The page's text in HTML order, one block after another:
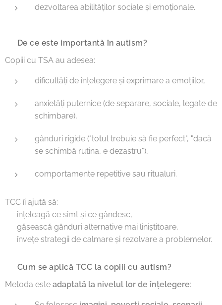
dezvoltarea abilităților sociale și emoționale.
🔹 De ce este importantă în autism?
Copiii cu TSA au adesea:
dificultăți de înțelegere și exprimare a emoțiilor,
anxietăți puternice (de separare, sociale, legate de
schimbare),
gânduri rigide ("totul trebuie să fie perfect", "dacă
se schimbă rutina, e dezastru"),
comportamente repetitive sau ritualuri.
TCC îi ajută să:
✅ înțeleagă ce simt și ce gândesc,
✅ găsească gânduri alternative mai liniștitoare,
✅ învețe strategii de calmare și rezolvare a problemelor.
🔹 Cum se aplică TCC la copiii cu autism?
Metoda este adaptată la nivelul lor de înțelegere: